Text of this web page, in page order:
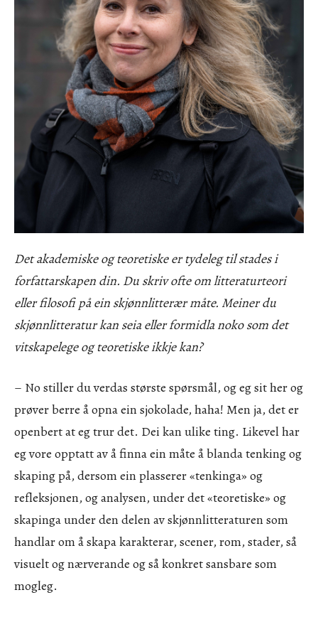
Det akademiske og teoretiske er tydeleg til stades i
forfattarskapen din. Du skriv ofte om litteraturteori
eller filosofi på ein skjønnlitterær måte. Meiner du
skjønnlitteratur kan seia eller formidla noko som det
vitskapelege og teoretiske ikkje kan?
– No stiller du verdas største spørsmål, og eg sit her og
prøver berre å opna ein sjokolade, haha! Men ja, det er
openbert at eg trur det. Dei kan ulike ting. Likevel har
eg vore opptatt av å finna ein måte å blanda tenking og
skaping på, dersom ein plasserer «tenkinga» og
refleksjonen, og analysen, under det «teoretiske» og
skapinga under den delen av skjønnlitteraturen som
handlar om å skapa karakterar, scener, rom, stader, så
visuelt og nærverande og så konkret sansbare som
mogleg.